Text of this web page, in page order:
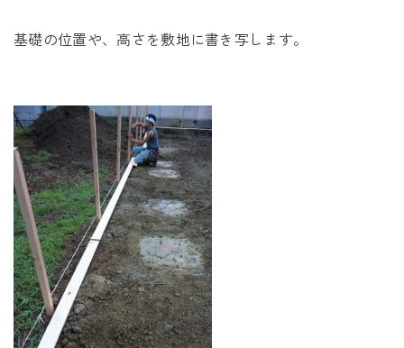
Tel. 0257-27-2157
基礎の位置や、高さを敷地に書き写します。